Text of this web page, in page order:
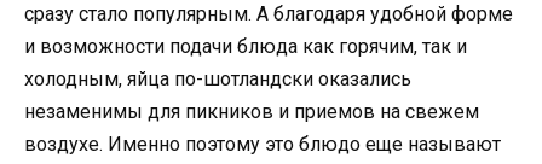
сразу стало популярным. А благодаря удобной форме
и возможности подачи блюда как горячим, так и
холодным, яйца по-шотландски оказались
незаменимы для пикников и приемов на свежем
воздухе. Именно поэтому это блюдо еще называют